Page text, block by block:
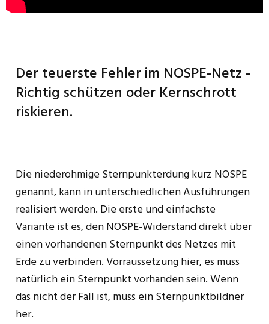
Der teuerste Fehler im NOSPE-Netz -
Richtig schützen oder Kernschrott
riskieren.
Die niederohmige Sternpunkterdung kurz NOSPE
genannt, kann in unterschiedlichen Ausführungen
realisiert werden. Die erste und einfachste
Variante ist es, den NOSPE-Widerstand direkt über
einen vorhandenen Sternpunkt des Netzes mit
Erde zu verbinden. Vorraussetzung hier, es muss
natürlich ein Sternpunkt vorhanden sein. Wenn
das nicht der Fall ist, muss ein Sternpunktbildner
her.